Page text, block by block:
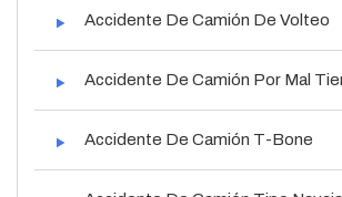
Accidente De Camión De Volteo
Accidente De Camión Por Mal
Accidente De Camión T-Bone